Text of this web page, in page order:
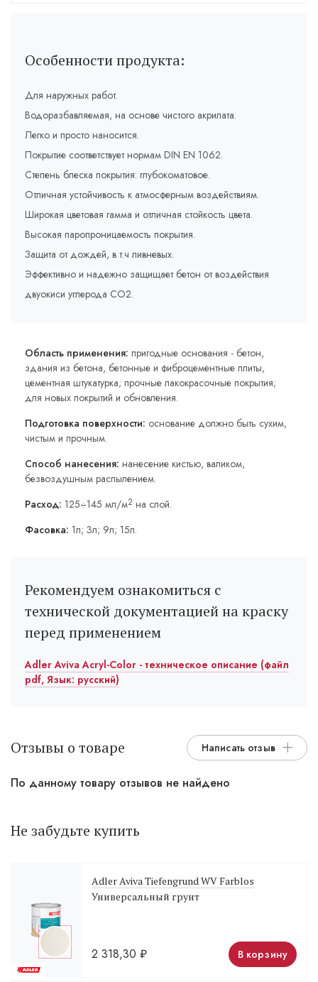
Особенности продукта:
Для наружных работ.
Водоразбавляемая, на основе чистого акрилата.
Легко и просто наносится.
Покрытие соответствует нормам DIN EN 1062.
Степень блеска покрытия: глубокоматовое.
Отличная устойчивость к атмосферным воздействиям.
Широкая цветовая гамма и отличная стойкость цвета.
Высокая паропроницаемость покрытия.
Защита от дождей, в т.ч ливневых.
Эффективно и надежно защищает бетон от воздействия
двуокиси углерода СО2.
Область применения: пригодные основания - бетон,
здания из бетона, бетонные и фиброцементные плиты,
цементная штукатурка; прочные лакокрасочные покрытия;
для новых покрытий и обновления.
Подготовка поверхности: основание должно быть сухим,
чистым и прочным.
Способ нанесения: нанесение кистью, валиком,
безвоздушным распылением.
Расход: 125÷145 мл/м2 на слой.
Фасовка: 1л; 3л; 9л; 15л.
Рекомендуем ознакомиться с
технической документацией на краску
перед применением
Adler Aviva Acryl-Color - техническое описание (файл
pdf, Язык: русский)
Отзывы о товаре Написать отзыв
По данному товару отзывов не найдено
Не забудьте купить
Adler Aviva Tiefengrund WV Farblos
Универсальный грунт
2 318,30 ₽ В корзину